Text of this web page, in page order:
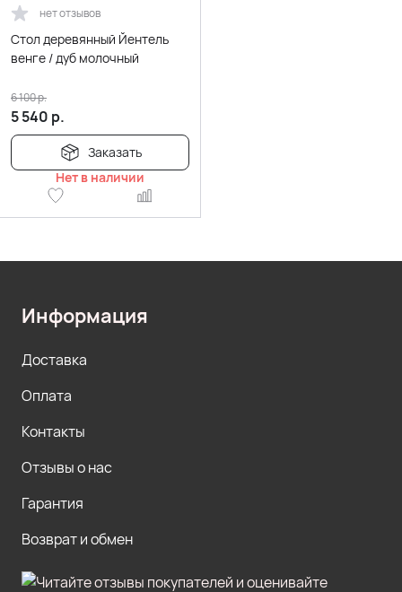
нет отзывов
Стол деревянный Йентель
венге / дуб молочный
5 540 р.
6 100р.
Заказать
Нет в наличии
Информация
Доставка
Оплата
Контакты
Отзывы о нас
Гарантия
Возврат и обмен